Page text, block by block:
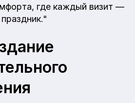
где каждый визит —